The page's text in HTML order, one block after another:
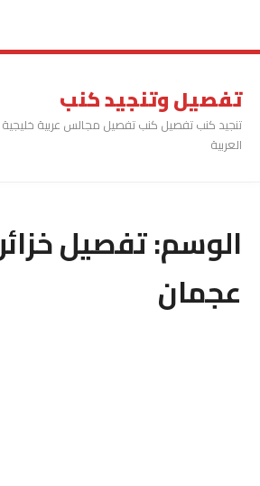
تفصيل وتنجيد كنب
تنجيد كنب تفصيل كنب تفصيل مجالس عربية خليجية فى
العربية
الوسم:تفصيل
عجمان